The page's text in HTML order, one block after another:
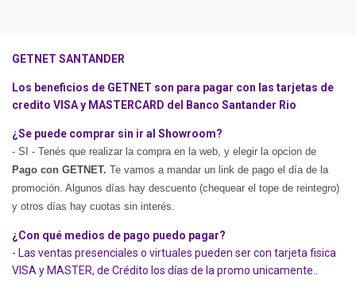
GETNET SANTANDER
Los beneficios de GETNET son para pagar con las tarjetas de
credito VISA y MASTERCARD del Banco Santander Rio
¿Se puede comprar sin ir al Showroom?
- SI - Tenés que realizar la compra en la web, y elegir la opcion de
Pago con GETNET. Te vamos a mandar un link de pago el día de la
promoción. Algunos días hay descuento (chequear el tope de reintegro)
y otros días hay cuotas sin interés.
¿Con qué medios de pago puedo pagar?
- Las ventas presenciales o virtuales pueden ser con tarjeta fisica
VISA y MASTER, de Crédito los días de la promo unicamente..